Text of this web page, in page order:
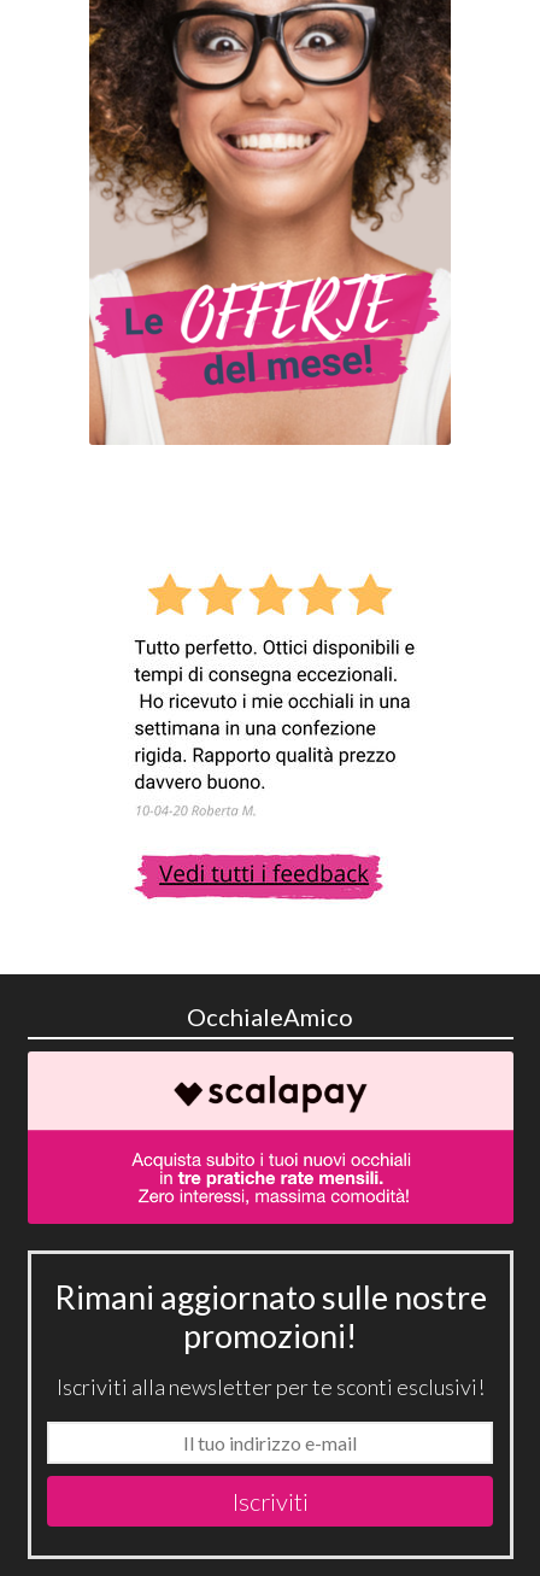
OcchialeAmico
Rimani aggiornato sulle nostre
promozioni!
Iscriviti alla newsletter per te sconti esclusivi!
Iscriviti